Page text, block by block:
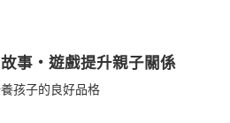
事・遊戲提升親子關係
孩子的良好品格